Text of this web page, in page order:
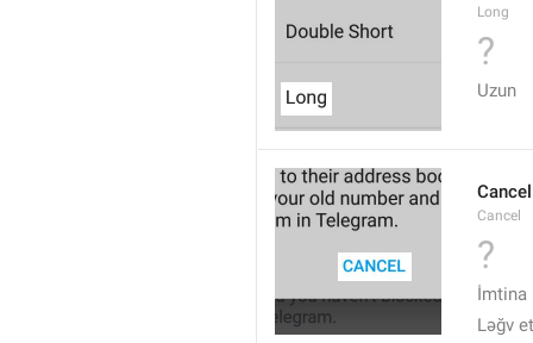
Long
?
Uzun
Cancel
Cancel
?
İmtina
Ləğv et